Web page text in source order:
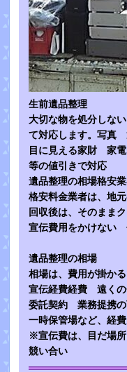
生前遺品整理
大切な物を処分しな
て対応します。写
目に見える家財 家
等の値引きで対応
遺品整理の相場格安
格安料金業者は、地
回収後は、そのまま
宣伝費用をかけない
遺品整理の相場
相場は、費用が掛か
宣伝経費経費 遠く
委託契約 業務提携
一時保管場など、経
※宣伝費は、目だ場
競い合い